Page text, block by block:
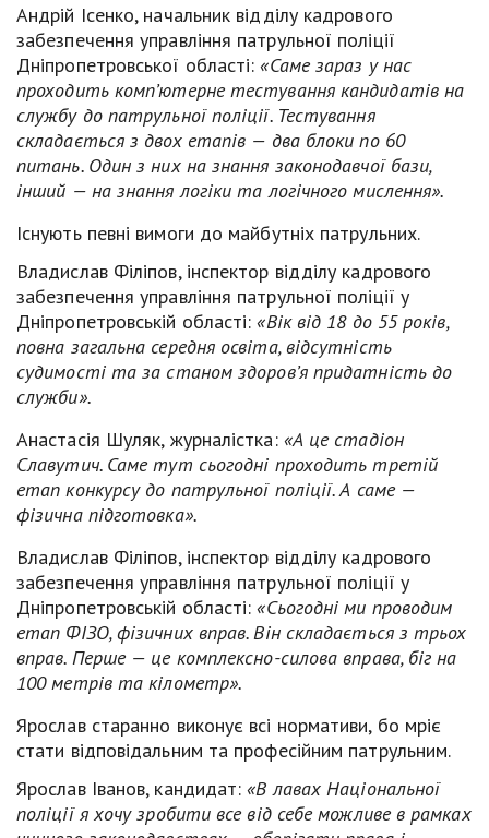
Андрій Ісенко, начальник відділу кадрового
забезпечення управління патрульної поліції
Дніпропетровської області:«Саме зараз у нас
проходить комп’ютерне тестування кандидатів на
службу до патрульної поліції. Тестування
складається з двох етапів — два блоки по 60
питань. Один з них на знання законодавчої бази,
інший — на знання логіки та логічного мислення».
Існують певні вимоги до майбутніх патрульних.
Владислав Філіпов, інспектор відділу кадрового
забезпечення управління патрульної поліції у
Дніпропетровській області:«Вік від 18 до 55 років,
повна загальна середня освіта, відсутність
судимості та за станом здоров’я придатність до
служби».
Анастасія Шуляк, журналістка: «А це стадіон
Славутич. Саме тут сьогодні проходить третій
етап конкурсу до патрульної поліції. А саме —
фізична підготовка».
Владислав Філіпов, інспектор відділу кадрового
забезпечення управління патрульної поліції у
Дніпропетровській області: «Сьогодні ми проводим
етап ФІЗО, фізичних вправ. Він складається з трьох
вправ. Перше — це комплексно-силова вправа, біг на
100 метрів та кілометр».
Ярослав старанно виконує всі нормативи, бо мріє
стати відповідальним та професійним патрульним.
Ярослав Іванов, кандидат:«В лавах Національної
поліції я хочу зробити все від себе можливе в рамках